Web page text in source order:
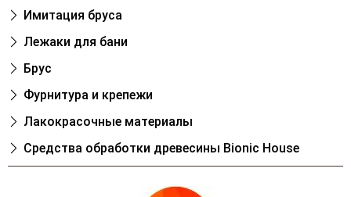
Имитация бруса
Лежаки для бани
Брус
Фурнитура и крепежи
Лакокрасочные материалы
Cредства обработки древесины Bionic House